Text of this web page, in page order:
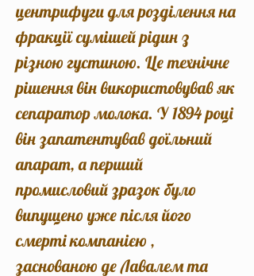
центрифуги для розділення на
фракції сумішей рідин з
різною густиною. Це технічне
рішення він використовував як
сепаратор молока. У 1894 році
він запатентував доїльний
апарат, а перший
промисловий зразок було
випущено уже після його
смерті компанією ,
заснованою де Лавалем та